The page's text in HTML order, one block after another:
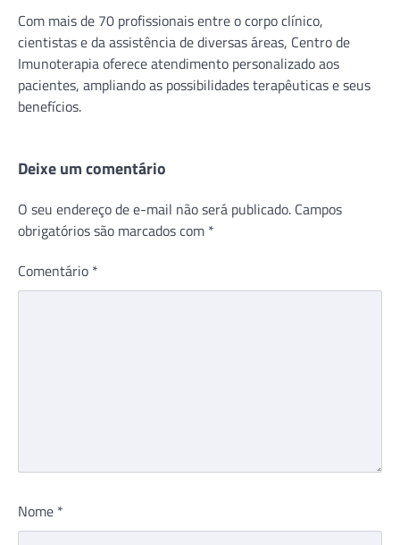
Com mais de 70 profissionais entre o corpo clínico,
cientistas e da assistência de diversas áreas, Centro de
Imunoterapia oferece atendimento personalizado aos
pacientes, ampliando as possibilidades terapêuticas e seus
benefícios.
Deixe um comentário
O seu endereço de e-mail não será publicado. Campos
obrigatórios são marcados com *
Comentário *
Nome *